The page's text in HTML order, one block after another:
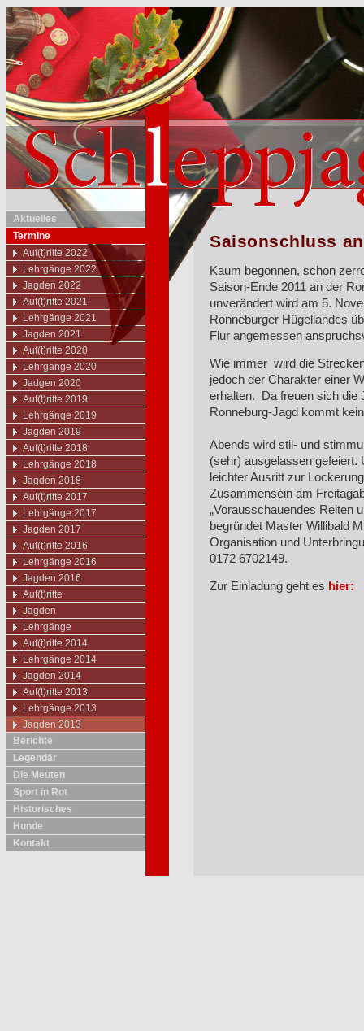
Aktuelles
Termine
Auf(t)ritte 2022
Lehrgänge 2022
Jagden 2022
Auf(t)ritte 2021
Lehrgänge 2021
Jagden 2021
Auf(t)ritte 2020
Lehrgänge 2020
Jadgen 2020
Auf(t)ritte 2019
Lehrgänge 2019
Jagden 2019
Auf(t)ritte 2018
Lehrgänge 2018
Jagden 2018
Auf(t)ritte 2017
Lehrgänge 2017
Jagden 2017
Auf(t)ritte 2016
Lehrgänge 2016
Jagden 2016
Auf(t)ritte
Jagden
Lehrgänge
Auf(t)ritte 2014
Lehrgänge 2014
Jagden 2014
Auf(t)ritte 2013
Lehrgänge 2013
Jagden 2013
Berichte
Legendär
Die Meuten
Sport in Rot
Historisches
Hunde
Kontakt
Saisonschluss
Kaum begonnen, schon
Saison-Ende 2011 an der
unverändert wird am 5.
Ronneburger Hügellandes
Flur angemessen
Wie immer wird die
jedoch der Charakter einer
erhalten. Da freuen sich die
Ronneburg-Jagd kommt
Abends wird stil- und
(sehr) ausgelassen gefeiert.
leichter Ausritt zur
Zusammensein am
„Vorausschauendes Reiten
begründet Master Willibald
Organisation und
0172 6702149.
Zur Einladung geht es hier: